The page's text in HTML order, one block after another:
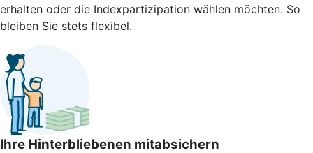
erhalten oder die Indexpartizipation wählen möchten. So
bleiben Sie stets flexibel.
Ihre Hinterbliebenen mitabsichern